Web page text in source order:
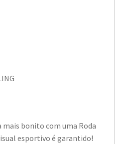
mais bonito com uma Roda
esportivo é garantido!